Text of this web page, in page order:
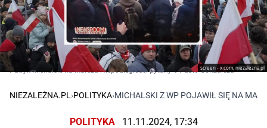
screen - x.com, niezalezna.pl
Patryk Michalski na Marszu Niepodległości pytany o Pablo Gonzaleza
NIEZALEŻNA.PL ›POLITYKA›MICHALSKI Z WP POJAWIŁ SIĘ NA
POLITYKA 11.11.2024, 17:34